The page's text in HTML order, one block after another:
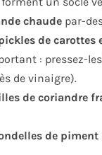
chaude par-
de carottes
: pressez-
de vinaigre).
de coriandre
de piment